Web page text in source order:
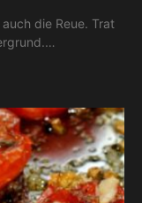
die Reue. Trat